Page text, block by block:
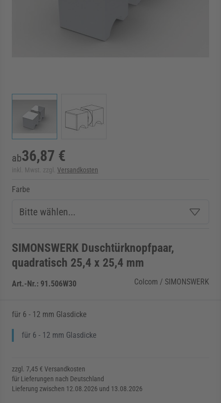
für Kategorie Zargen anzeigen
für Kategorie Angebote anzeigen
View larger image
ab36,87 €
inkl. Mwst. zzgl. Versandkosten
Farbe
SIMONSWERK Duschtürknopfpaar,
quadratisch 25,4 x 25,4 mm
Art.-Nr.: 91.506W30 Colcom / SIMONSWERK
für 6 - 12 mm Glasdicke
für 6 - 12 mm Glasdicke
zzgl. 7,45 € Versandkosten
für Lieferungen nach Deutschland
Lieferung zwischen 12.08.2026 und 13.08.2026